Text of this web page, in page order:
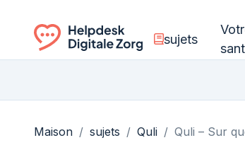
Ga naar de homepagina
sujets
Maison / sujets / Quli / Quli – Sur